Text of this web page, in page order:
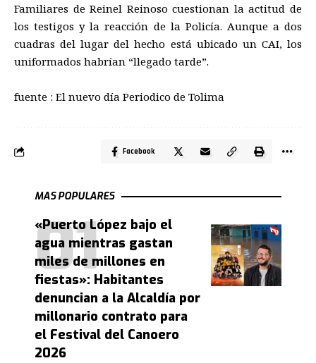
Familiares de Reinel Reinoso cuestionan la actitud de
los testigos y la reacción de la Policía. Aunque a dos
cuadras del lugar del hecho está ubicado un CAI, los
uniformados habrían “llegado tarde”.
fuente : El nuevo día Periodico de Tolima
Facebook
MAS POPULARES
«Puerto López bajo el
agua mientras gastan
miles de millones en
fiestas»: Habitantes
denuncian a la Alcaldía por
millonario contrato para
el Festival del Canoero
2026